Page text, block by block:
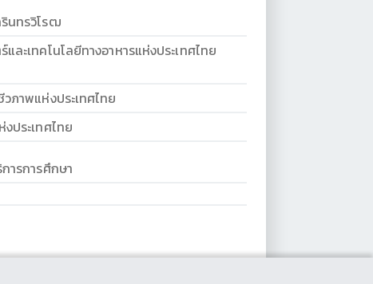
นทรวิโรฒ
ละเทคโนโลยีทางอาหารแห่งประเทศไทย
ภาพแห่งประเทศไทย
ประเทศไทย
ารการศึกษา